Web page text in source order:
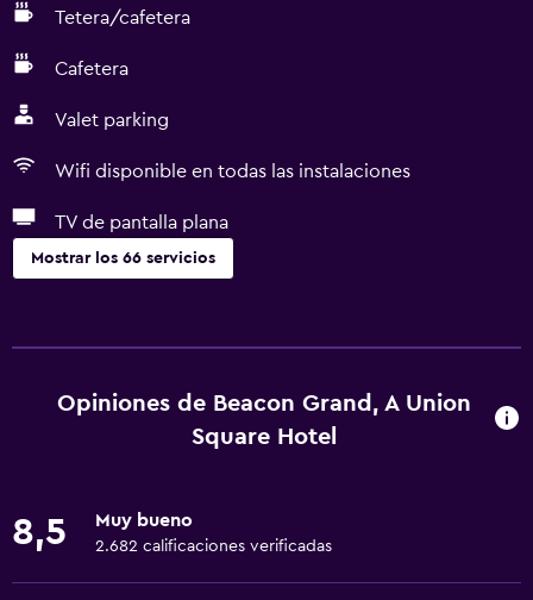
Tetera/cafetera
Cafetera
Valet parking
Wifi disponible en todas las instalaciones
TV de pantalla plana
Mostrar los 66 servicios
Wifi gratis
Wifi disponible en todas las instalaciones
Extinguidor
Artículos de aseo gratis
Opiniones de Beacon Grand, A Union
Square Hotel
8,5 Muy bueno
2.682 calificaciones verificadas